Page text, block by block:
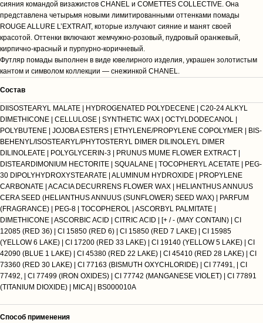
сияния командой визажистов CHANEL и COMETTES COLLECTIVE. Она
представлена четырьмя новыми лимитированными оттенками помады
ROUGE ALLURE L’EXTRAIT, которые излучают сияние и манят своей
красотой. Оттенки включают жемчужно-розовый, пудровый оранжевый,
кирпично-красный и пурпурно-коричневый.
Футляр помады выполнен в виде ювелирного изделия, украшен золотистым
кантом и символом коллекции — снежинкой CHANEL.
Cостав
DIISOSTEARYL MALATE | HYDROGENATED POLYDECENE | C20-24 ALKYL
DIMETHICONE | CELLULOSE | SYNTHETIC WAX | OCTYLDODECANOL |
POLYBUTENE | JOJOBA ESTERS | ETHYLENE/PROPYLENE COPOLYMER | BIS-
BEHENYL/ISOSTEARYL/PHYTOSTERYL DIMER DILINOLEYL DIMER
DILINOLEATE | POLYGLYCERIN-3 | PRUNUS MUME FLOWER EXTRACT |
DISTEARDIMONIUM HECTORITE | SQUALANE | TOCOPHERYL ACETATE | PEG-
30 DIPOLYHYDROXYSTEARATE | ALUMINUM HYDROXIDE | PROPYLENE
CARBONATE | ACACIA DECURRENS FLOWER WAX | HELIANTHUS ANNUUS
CERA SEED (HELIANTHUS ANNUUS (SUNFLOWER) SEED WAX) | PARFUM
(FRAGRANCE) | PEG-8 | TOCOPHEROL | ASCORBYL PALMITATE |
DIMETHICONE | ASCORBIC ACID | CITRIC ACID | [+ / - (MAY CONTAIN) | CI
12085 (RED 36) | CI 15850 (RED 6) | CI 15850 (RED 7 LAKE) | CI 15985
(YELLOW 6 LAKE) | CI 17200 (RED 33 LAKE) | CI 19140 (YELLOW 5 LAKE) | CI
42090 (BLUE 1 LAKE) | CI 45380 (RED 22 LAKE) | CI 45410 (RED 28 LAKE) | CI
73360 (RED 30 LAKE) | CI 77163 (BISMUTH OXYCHLORIDE) | CI 77491, | CI
77492, | CI 77499 (IRON OXIDES) | CI 77742 (MANGANESE VIOLET) | CI 77891
(TITANIUM DIOXIDE) | MICA] | BS000010A
Способ применения